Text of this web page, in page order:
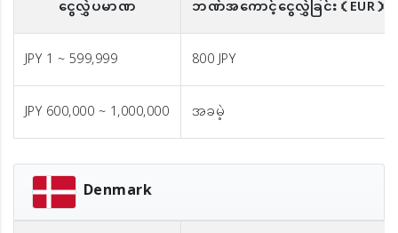
ငွေလွှဲပမာဏ ဘဏ်အကောင့်ငွေလွှဲခြင်း（EUR）
JPY 1 ~ 599,999
800 JPY
JPY 600,000 ~ 1,000,000
အခမဲ့
Denmark